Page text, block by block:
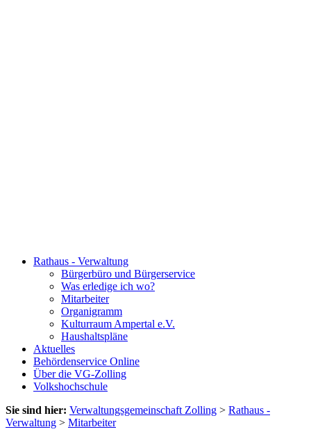
Rathaus - Verwaltung
Bürgerbüro und Bürgerservice
Was erledige ich wo?
Mitarbeiter
Organigramm
Kulturraum Ampertal e.V.
Haushaltspläne
Aktuelles
Behördenservice Online
Über die VG-Zolling
Volkshochschule
Sie sind hier: Verwaltungsgemeinschaft Zolling > Rathaus -
Verwaltung > Mitarbeiter